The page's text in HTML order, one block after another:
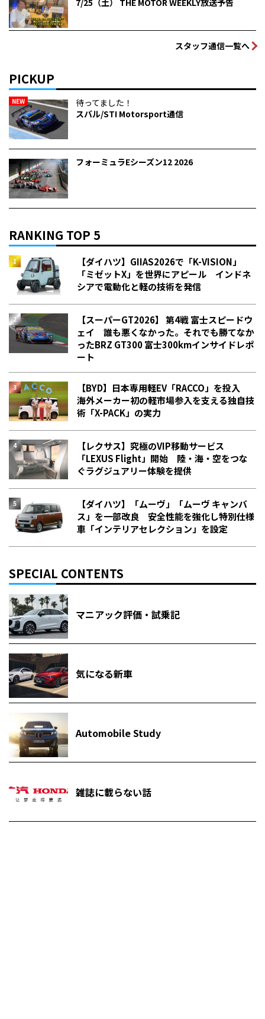
7/25（土） THE MOTOR WEEKLY放送予告
スタッフ通信一覧へ
PICKUP
NEW
待ってました！
スバル/STI Motorsport通信
フォーミュラEシーズン12 2026
RANKING TOP 5
【ダイハツ】GIIAS2026で「K-VISION」
「ミゼットX」を世界にアピール インドネ
シアで電動化と軽の技術を発信
【スーパーGT2026】 第4戦 富士スピードウ
ェイ 誰も悪くなかった。それでも勝てなか
った――BRZ GT300 富士300kmインサイドレポ
ート
【BYD】日本専用軽EV「RACCO」を投入
海外メーカー初の軽市場参入を支える独自技
術「X-PACK」の実力
【レクサス】究極のVIP移動サービス
「LEXUS Flight」開始 陸・海・空をつな
ぐラグジュアリー体験を提供
【ダイハツ】「ムーヴ」「ムーヴ キャンバ
ス」を一部改良 安全性能を強化し特別仕様
車「インテリアセレクション」を設定
SPECIAL CONTENTS
マニアック評価・試乗記
気になる新車
Automobile Study
雑誌に載らない話